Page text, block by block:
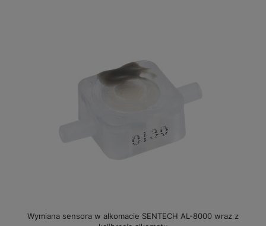
Wymiana sensora w alkomacie SENTECH AL-8000 wraz z